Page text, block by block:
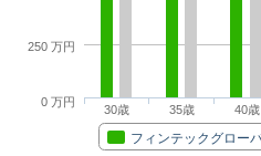
フィンテックグロー
30歳 35歳 40歳
0 万円
250 万円